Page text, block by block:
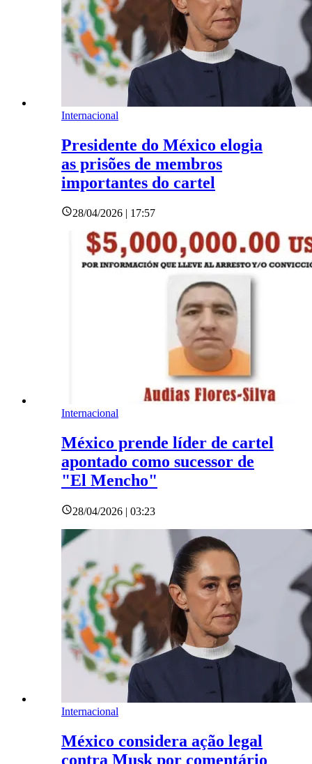
Internacional
Presidente do México elogia
as prisões de membros
importantes do cartel
28/04/2026 | 17:57
Internacional
México prende líder de cartel
apontado como sucessor de
"El Mencho"
28/04/2026 | 03:23
Internacional
México considera ação legal
contra Musk por comentário